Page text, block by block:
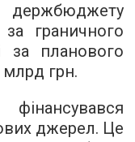
граничного
планового
млрд грн.
джерел. Це